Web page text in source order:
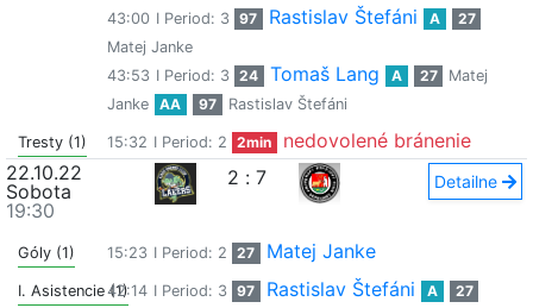
43:00 I Period: 3 97 Rastislav Štefáni A
27
Matej Janke
43:53 I Period: 3 24 Tomaš Lang A 27
Matej
Janke
AA 97 Rastislav Štefáni
Tresty (1) 15:32 I Period: 2 2min
nedovolené bránenie
22.10.22
Sobota
19:30
2 : 7 Detailne
Góly (1) 15:23 I Period: 2 27 Matej Janke
I. Asistencie (1)42:14 I Period: 3 97 Rastislav Štefáni A
27